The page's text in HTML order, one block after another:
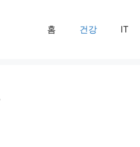
홈 건강 IT